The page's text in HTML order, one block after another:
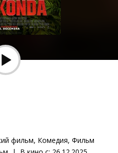
фильм, Комедия, Фильм